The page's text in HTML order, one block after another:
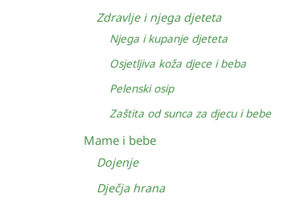
Zdravlje i njega djeteta
Njega i kupanje djeteta
Osjetljiva koža djece i beba
Pelenski osip
Zaštita od sunca za djecu i bebe
Mame i bebe
Dojenje
Dječja hrana